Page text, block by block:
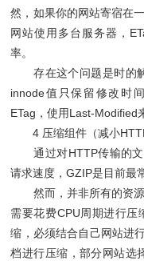
然，如果你的网站寄宿在
网站使用多台服务器，
率。
存在这个问题是时的解
innode值只保留修改时
ETag，使用Last-Modified
4 压缩组件（减小HTTP
通过对HTTP传输的文
请求速度，GZIP是目前最
然而，并非所有的资源
需要花费CPU周期进行压
缩，必须结合自己网站进
档进行压缩，部分网站选